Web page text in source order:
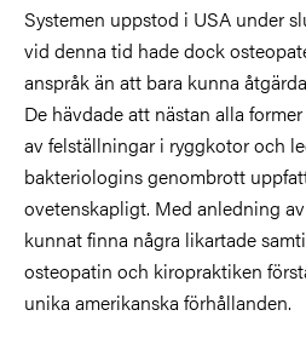
Systemen uppstod i USA under
vid denna tid hade dock
anspråk än att bara kunna
De hävdade att nästan alla
av felställningar i ryggkotor och
bakteriologins genombrott
ovetenskapligt. Med anledning
kunnat finna några likartade
osteopatin och kiropraktiken
unika amerikanska förhållanden.